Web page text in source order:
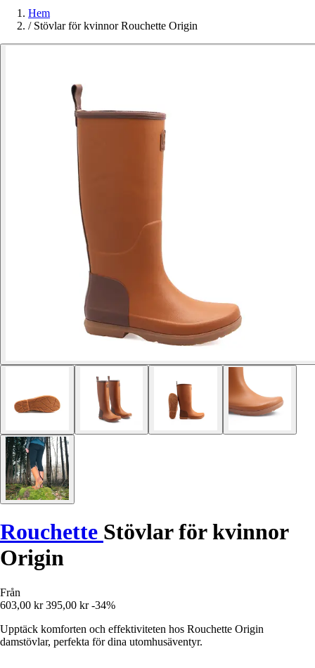
Hem
/ Stövlar för kvinnor Rouchette Origin
Rouchette Stövlar för kvinnor
Origin
Från
603,00 kr 395,00 kr -34%
Upptäck komforten och effektiviteten hos Rouchette Origin
damstövlar, perfekta för dina utomhusäventyr.